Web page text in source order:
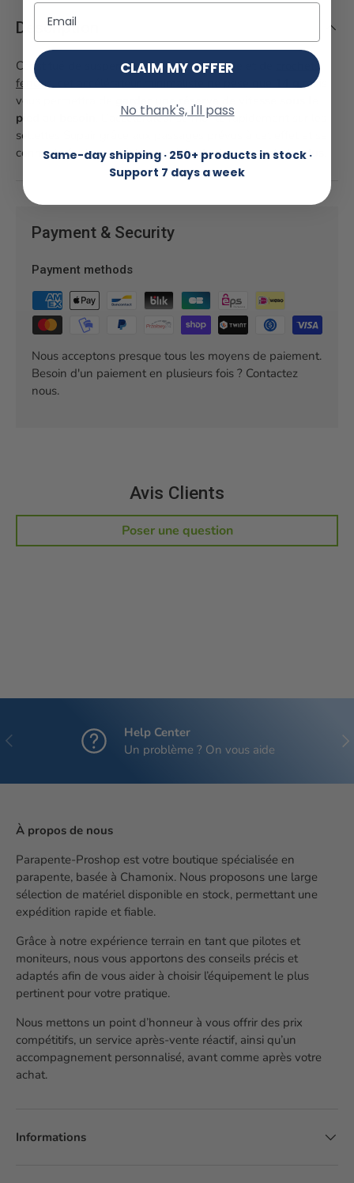
Description
Constitué de suspentes, d’un barreau rigide et de
crochets
fendus
mais
vous permettra de
garder une réserve de vitesse sous le
pied au besoin
. L’accélérateur se monte rapidement sur les
sellettes Supair grâce aux passages prévus à cet effet et se
connecte facilement à la voile à l’aide des crochets fendus
Payment & Security
Payment methods
Nous acceptons presque tous les moyens de paiement.
Besoin d'un paiement en plusieurs fois ? Contactez
nous.
Avis Clients
Poser une question
Précédent
Help Center
Un problème ? On vous aide
À propos de nous
Parapente-Proshop est votre boutique spécialisée en
parapente, basée à Chamonix. Nous proposons une large
sélection de matériel disponible en stock, permettant une
expédition rapide et fiable.
Grâce à notre expérience terrain en tant que pilotes et
moniteurs, nous vous apportons des conseils précis et
adaptés afin de vous aider à choisir l’équipement le plus
pertinent pour votre pratique.
Nous mettons un point d’honneur à vous offrir des prix
compétitifs, un service après-vente réactif, ainsi qu’un
accompagnement personnalisé, avant comme après votre
achat.
Informations
Email
CLAIM MY OFFER
No thank's, I'll pass
Same-day shipping · 250+ products in stock ·
Support 7 days a week